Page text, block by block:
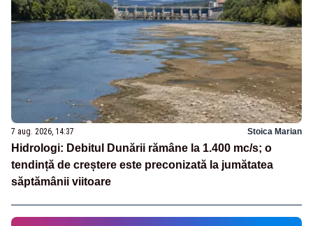
7 aug. 2026, 14:37 Stoica Marian
Hidrologi: Debitul Dunării rămâne la 1.400 mc/s; o
tendință de creștere este preconizată la jumătatea
săptămânii viitoare